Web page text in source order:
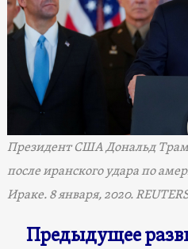
Президент США Дональд
после иранского удара по
Ираке. 8 января, 2020.
Предыдущее